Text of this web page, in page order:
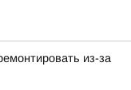
из-за